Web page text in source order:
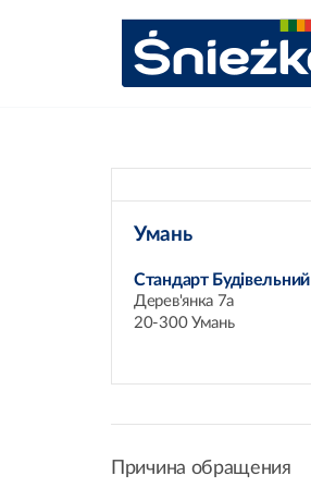
Умань
Стандарт Будівельний
Дерев'янка 7а
20-300 Умань
Причина обращения